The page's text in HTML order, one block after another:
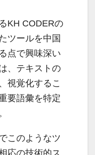
KH CODERの
ツールを中国
点で興味深い
、テキストの
視覚化するこ
要語彙を特定
このようなツ
応の技術的ス